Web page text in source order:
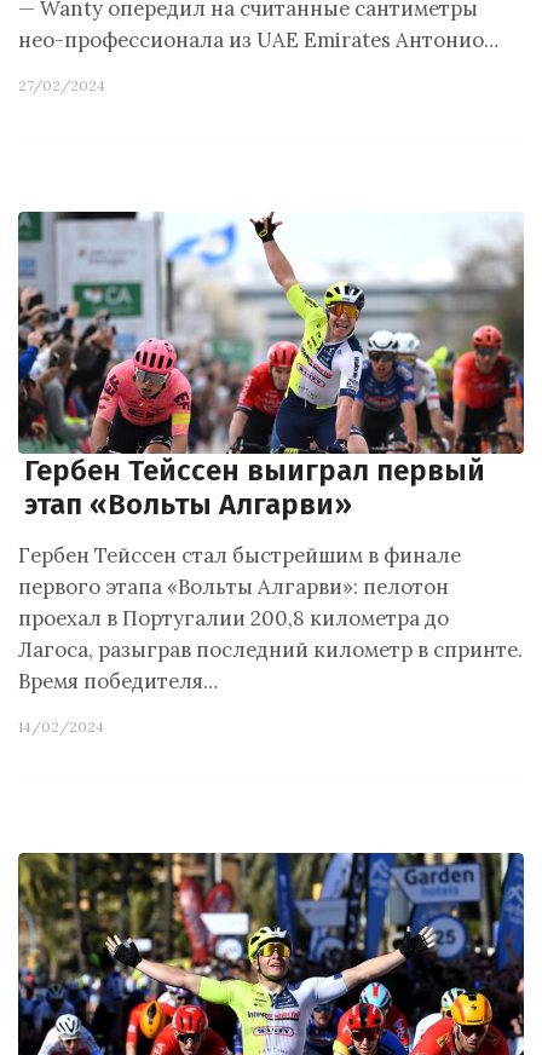
— Wanty опередил на считанные сантиметры
нео-профессионала из UAE Emirates Антонио…
27/02/2024
Гербен Тейссен выиграл первый
этап «Вольты Алгарви»
Гербен Тейссен стал быстрейшим в финале
первого этапа «Вольты Алгарви»: пелотон
проехал в Португалии 200,8 километра до
Лагоса, разыграв последний километр в спринте.
Время победителя…
14/02/2024